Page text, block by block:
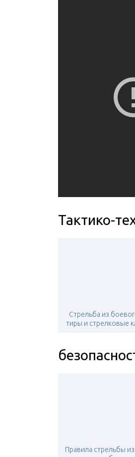
Тактико-
Стрельба из
тиры и стрелковые
Правила стрельбы